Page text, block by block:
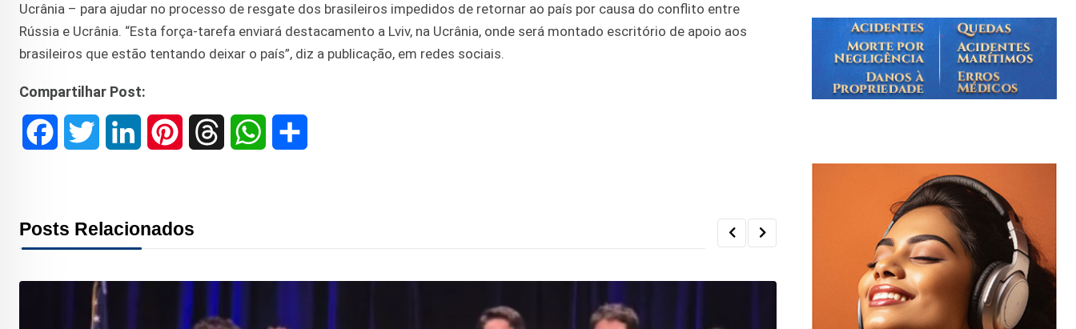
Ucrânia – para ajudar no processo de resgate dos brasileiros impedidos de retornar ao país por causa do conflito entre
Rússia e Ucrânia. “Esta força-tarefa enviará destacamento a Lviv, na Ucrânia, onde será montado escritório de apoio aos
brasileiros que estão tentando deixar o país”, diz a publicação, em redes sociais.
Compartilhar Post:
e t k t
Posts Relacionados